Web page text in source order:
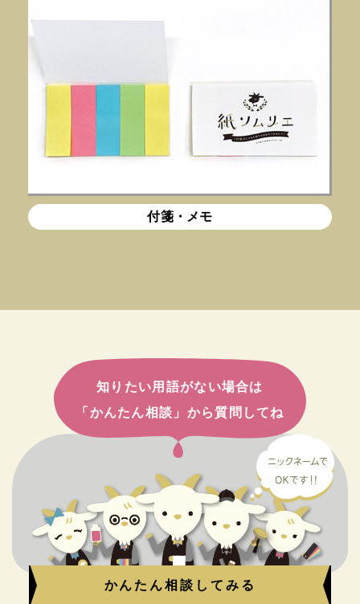
付箋・メモ
知りたい用語がない場合は
「かんたん相談」から質問してね
かんたん相談してみる